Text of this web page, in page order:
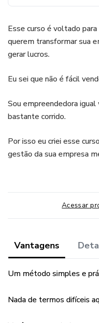
Esse curso é voltado
querem transformar sua
gerar lucros.
Eu sei que não é fácil
Sou empreendedora igual
bastante corrido.
Por isso eu criei esse
gestão da sua empresa
Acessar
Vantagens
Um método simples e
Nada de termos difíceis